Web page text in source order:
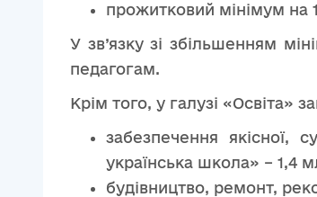
прожитковий мінімум на
У зв’язку зі збільшенням
педагогам.
Крім того, у галузі «Освіта»
забезпечення якісної,
українська школа» – 1,4
будівництво, ремонт,